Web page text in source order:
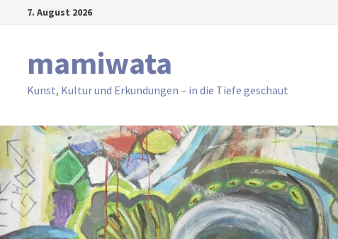
7. August 2026
mamiwata
Kunst, Kultur und Erkundungen – in die Tiefe geschaut